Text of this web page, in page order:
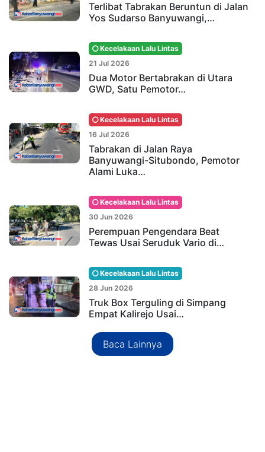
Terlibat Tabrakan Beruntun di Jalan
Yos Sudarso Banyuwangi,…
Kecelakaan Lalu Lintas
21 Jul 2026
Dua Motor Bertabrakan di Utara
GWD, Satu Pemotor…
Kecelakaan Lalu Lintas
16 Jul 2026
Tabrakan di Jalan Raya
Banyuwangi-Situbondo, Pemotor
Alami Luka…
Kecelakaan Lalu Lintas
30 Jun 2026
Perempuan Pengendara Beat
Tewas Usai Seruduk Vario di…
Kecelakaan Lalu Lintas
28 Jun 2026
Truk Box Terguling di Simpang
Empat Kalirejo Usai…
Baca Lainnya